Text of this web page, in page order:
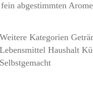
fein abgestimmten
Weitere Kategorien
Lebensmittel Haushalt
Selbstgemacht